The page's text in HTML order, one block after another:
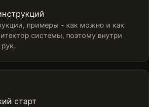
примеры - как можно и как
системы, поэтому внутри
старт